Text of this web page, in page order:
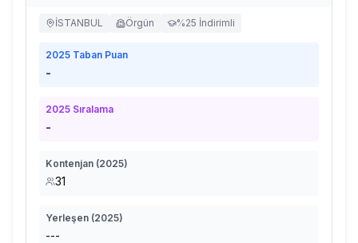
İSTANBUL Örgün %25 İndirimli
2025 Taban Puan
-
2025 Sıralama
-
Kontenjan (2025)
31
Yerleşen (2025)
---